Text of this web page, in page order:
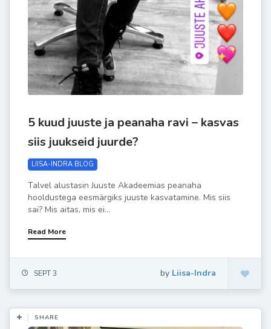
5 kuud juuste ja peanaha ravi – kasvas
siis juukseid juurde?
LIISA-INDRA BLOG
Talvel alustasin Juuste Akadeemias peanaha
hooldustega eesmärgiks juuste kasvatamine. Mis siis
sai? Mis aitas, mis ei...
Read More
SEPT 3 by Liisa-Indra
SHARE